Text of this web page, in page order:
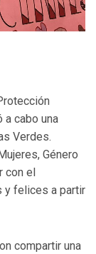
a cabo una
Verdes.
Género
con el
y felices a partir
compartir una